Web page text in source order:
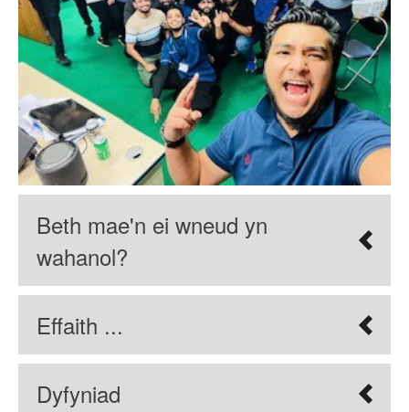
Beth mae'n ei wneud yn
wahanol?
Effaith ...
Dyfyniad